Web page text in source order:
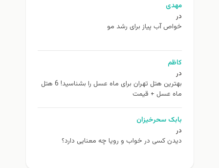
مهدی
در
خواص آب پیاز برای رشد مو
کاظم
در
بهترین هتل تهران برای ماه عسل را بشناسید! 6 هتل
ماه عسل + قیمت
بابک سحرخیزان
در
دیدن کسی در خواب و رویا چه معنایی دارد؟